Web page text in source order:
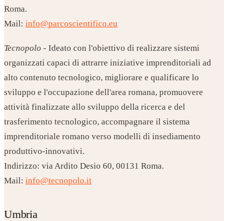
Roma.
Mail: info@parcoscientifico.eu
Tecnopolo - Ideato con l'obiettivo di realizzare sistemi
organizzati capaci di attrarre iniziative imprenditoriali ad
alto contenuto tecnologico, migliorare e qualificare lo
sviluppo e l'occupazione dell'area romana, promuovere
attività finalizzate allo sviluppo della ricerca e del
trasferimento tecnologico, accompagnare il sistema
imprenditoriale romano verso modelli di insediamento
produttivo-innovativi.
Indirizzo: via Ardito Desio 60, 00131 Roma.
Mail: info@tecnopolo.it
Umbria